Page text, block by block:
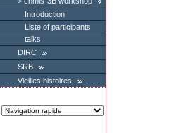
Introduction
Liste of participants
talks
DIRC
SRB
Vieilles histoires